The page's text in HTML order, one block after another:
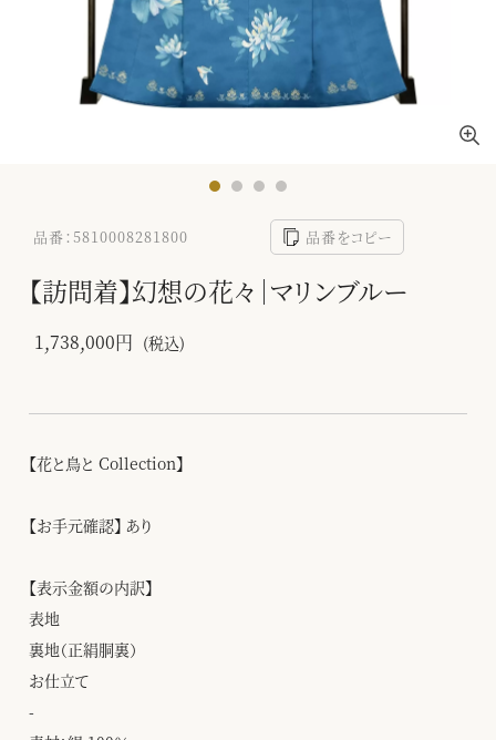
品番：5810008281800 品番をコピー
【訪問着】幻想の花々｜マリンブルー
1,738,000円 (税込)
【花と鳥と Collection】
【お手元確認】 あり
【表示金額の内訳】
表地
裏地（正絹胴裏）
お仕立て
-